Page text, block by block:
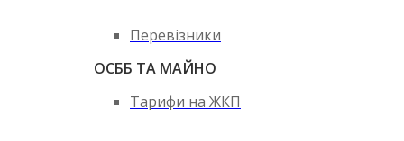
Перевізники
ОСББ ТА МАЙНО
Тарифи на ЖКП